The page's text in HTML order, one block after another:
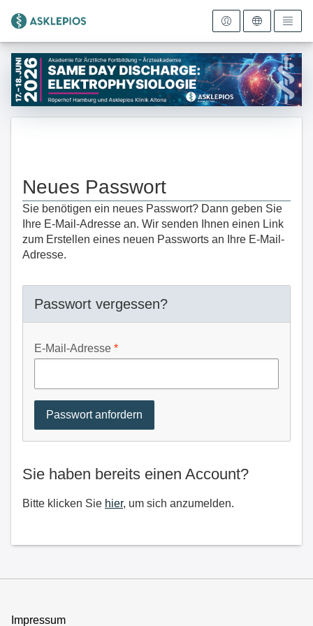
Zur Startseite
Neues Passwort
Sie benötigen ein neues Passwort? Dann geben Sie
Ihre E-Mail-Adresse an. Wir senden Ihnen einen Link
zum Erstellen eines neuen Passworts an Ihre E-Mail-
Adresse.
Passwort vergessen?
E-Mail-Adresse
Sie haben bereits einen Account?
Bitte klicken Sie hier, um sich anzumelden.
Impressum